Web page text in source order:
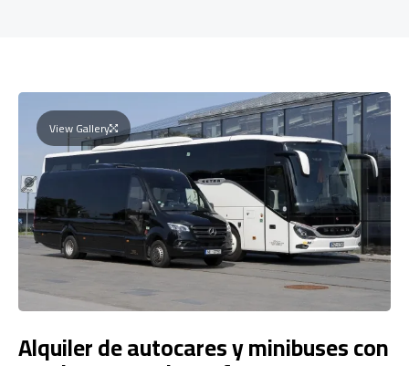
View Gallery
Alquiler de autocares y minibuses con